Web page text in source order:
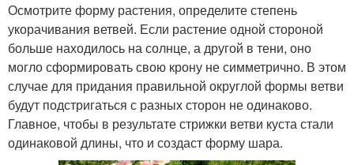
Осмотрите форму растения, определите степень
укорачивания ветвей. Если растение одной стороной
больше находилось на солнце, а другой в тени, оно
могло сформировать свою крону не симметрично. В этом
случае для придания правильной округлой формы ветви
будут подстригаться с разных сторон не одинаково.
Главное, чтобы в результате стрижки ветви куста стали
одинаковой длины, что и создаст форму шара.